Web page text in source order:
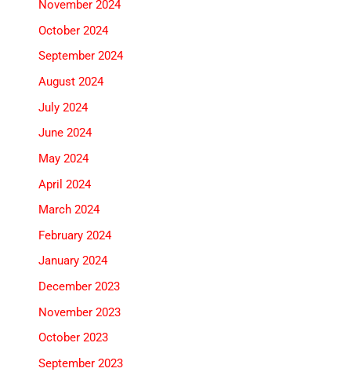
November 2024
October 2024
September 2024
August 2024
July 2024
June 2024
May 2024
April 2024
March 2024
February 2024
January 2024
December 2023
November 2023
October 2023
September 2023